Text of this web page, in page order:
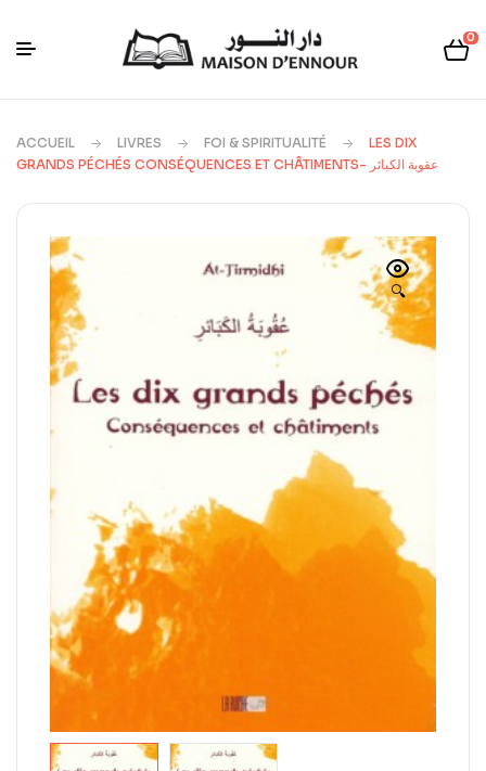
0
ACCUEIL LIVRES FOI & SPIRITUALITÉ
LES DIX
GRANDS PÉCHÉS CONSÉQUENCES ET CHÂTIMENTS- عقوبة الكبائر
🔍